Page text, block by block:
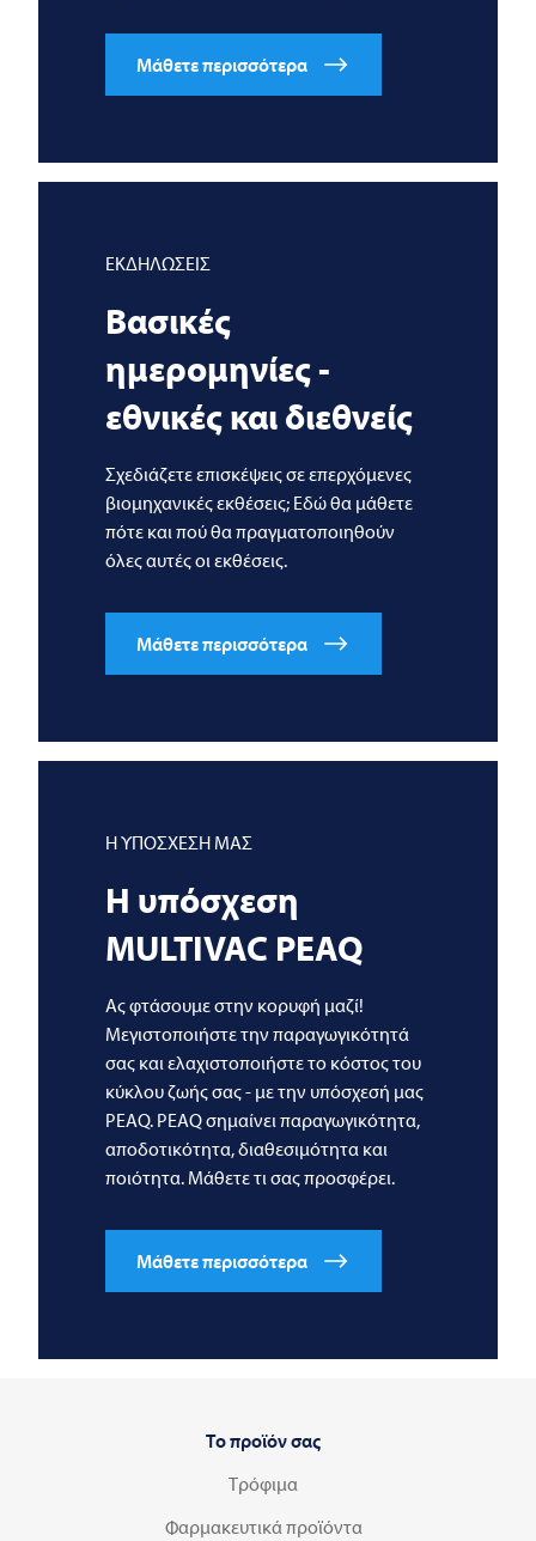
Μάθετε περισσότερα
ΕΚΔΗΛΩΣΕΙΣ
Βασικές
ημερομηνίες -
εθνικές και διεθνείς
Σχεδιάζετε επισκέψεις σε επερχόμενες
βιομηχανικές εκθέσεις; Εδώ θα μάθετε
πότε και πού θα πραγματοποιηθούν
όλες αυτές οι εκθέσεις.
Μάθετε περισσότερα
Η ΥΠΟΣΧΕΣΗ ΜΑΣ
Η υπόσχεση
MULTIVAC PEAQ
Ας φτάσουμε στην κορυφή μαζί!
Μεγιστοποιήστε την παραγωγικότητά
σας και ελαχιστοποιήστε το κόστος του
κύκλου ζωής σας - με την υπόσχεσή μας
PEAQ. PEAQ σημαίνει παραγωγικότητα,
αποδοτικότητα, διαθεσιμότητα και
ποιότητα. Μάθετε τι σας προσφέρει.
Μάθετε περισσότερα
Το προϊόν σας
Τρόφιμα
Φαρμακευτικά προϊόντα